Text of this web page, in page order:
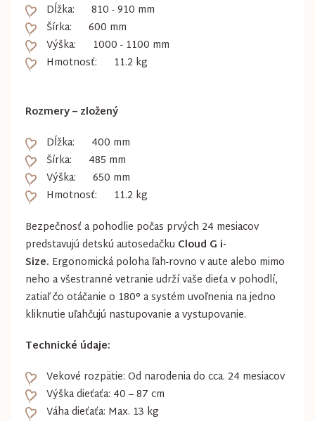
Dĺžka: 810 - 910 mm
Šírka: 600 mm
Výška: 1000 - 1100 mm
Hmotnosť: 11.2 kg
Rozmery – zložený
Dĺžka: 400 mm
Šírka: 485 mm
Výška: 650 mm
Hmotnosť: 11.2 kg
Bezpečnosť a pohodlie počas prvých 24 mesiacov
predstavujú detskú autosedačku Cloud G i-
Size. Ergonomická poloha ľah-rovno v aute alebo mimo
neho a všestranné vetranie udrží vaše dieťa v pohodlí,
zatiaľ čo otáčanie o 180° a systém uvoľnenia na jedno
kliknutie uľahčujú nastupovanie a vystupovanie.
Technické údaje:
Vekové rozpätie: Od narodenia do cca. 24 mesiacov
Výška dieťaťa: 40 – 87 cm
Váha dieťaťa: Max. 13 kg